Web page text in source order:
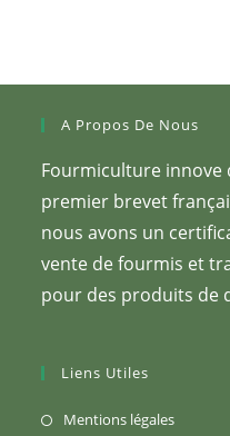
A Propos De Nous
Fourmiculture innove
premier brevet
nous avons un
vente de fourmis et
pour des produits de
Liens Utiles
Mentions légalesS’ouvre